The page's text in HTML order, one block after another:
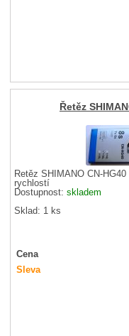
Řetěz
Řetěz SHIMANO CN-
rychlostí
Dostupnost:skladem
Sklad: 1 ks
Cena
Sleva